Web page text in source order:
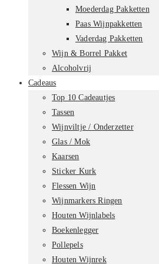
Moederdag Pakketten
Paas Wijnpakketten
Vaderdag Pakketten
Wijn & Borrel Pakket
Alcoholvrij
Cadeaus
Top 10 Cadeautjes
Tassen
Wijnviltje / Onderzetter
Glas / Mok
Kaarsen
Sticker Kurk
Flessen Wijn
Wijnmarkers Ringen
Houten Wijnlabels
Boekenlegger
Pollepels
Houten Wijnrek